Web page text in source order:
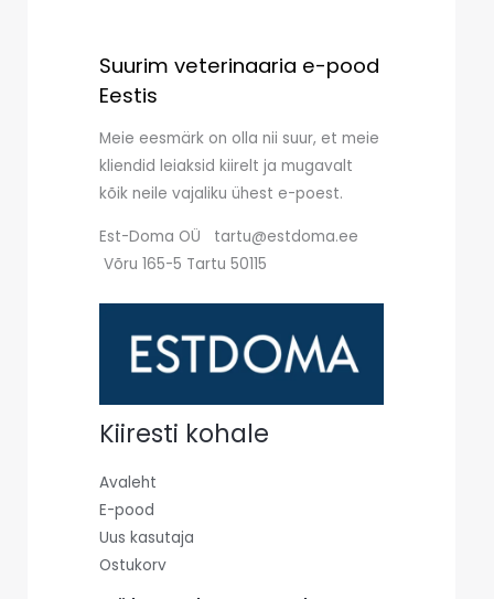
Suurim veterinaaria e-pood
Eestis
Meie eesmärk on olla nii suur, et meie
kliendid leiaksid kiirelt ja mugavalt
kõik neile vajaliku ühest e-poest.
Est-Doma OÜ tartu@estdoma.ee
Võru 165-5 Tartu 50115
Kiiresti kohale
Avaleht
E-pood
Uus kasutaja
Ostukorv